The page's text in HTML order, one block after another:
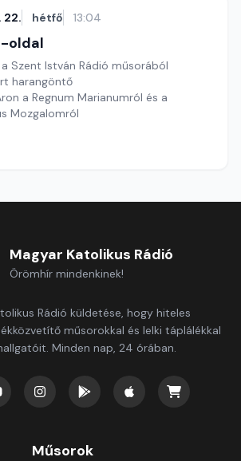
22. hétfő 13:04
oldal
Szent István Rádió műsorából
harangöntő
a Regnum Marianumról és a
Mozgalomról
Magyar Katolikus Rádió
Örömhír mindenkinek!
Rádió küldetése, hogy hiteles
műsorokkal és lelki táplálékkal
Minden nap, 24 órában.
Műsorok